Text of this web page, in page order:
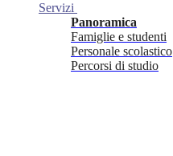
Servizi
Panoramica
Famiglie e studenti
Personale scolastico
Percorsi di studio